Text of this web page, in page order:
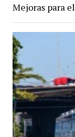
Mejoras para